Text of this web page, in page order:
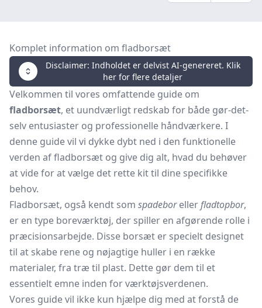
Komplet information om fladborsæt
Disclaimer: Indholdet er delvist AI-genereret. Klik
her for flere detaljer
Velkommen til vores omfattende guide om
fladborsæt, et uundværligt redskab for både gør-det-
selv entusiaster og professionelle håndværkere. I
denne guide vil vi dykke dybt ned i den funktionelle
verden af fladborsæt og give dig alt, hvad du behøver
at vide for at vælge det rette kit til dine specifikke
behov.
Fladborsæt, også kendt som spadeborellerfladtopbor,
er en type boreværktøj, der spiller en afgørende rolle i
præcisionsarbejde. Disse borsæt er specielt designet
til at skabe rene og nøjagtige huller i en række
materialer, fra træ til plast. Dette gør dem til et
essentielt emne inden for værktøjsverdenen.
Vores guide vil ikke kun hjælpe dig med at forstå de